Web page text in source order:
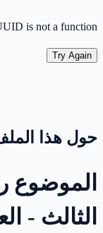
is not a function
Try Again
حول هذا